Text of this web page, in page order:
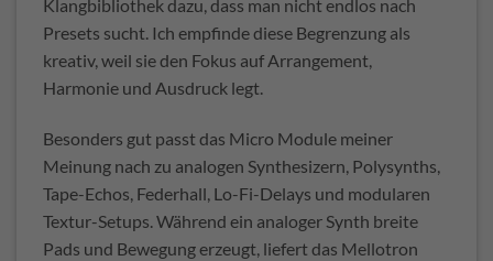
Klangbibliothek dazu, dass man nicht endlos nach
Presets sucht. Ich empfinde diese Begrenzung als
kreativ, weil sie den Fokus auf Arrangement,
Harmonie und Ausdruck legt.
Besonders gut passt das Micro Module meiner
Meinung nach zu analogen Synthesizern, Polysynths,
Tape-Echos, Federhall, Lo-Fi-Delays und modularen
Textur-Setups. Während ein analoger Synth breite
Pads und Bewegung erzeugt, liefert das Mellotron